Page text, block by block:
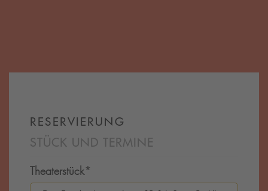
RESERVIERUNG
STÜCK UND TERMINE
Theaterstück*